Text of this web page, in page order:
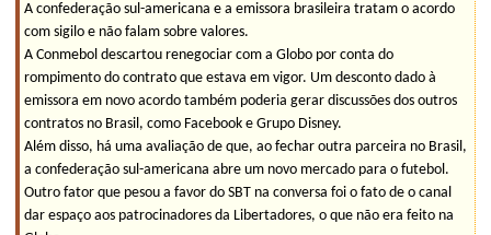
A confederação sul-americana e a emissora brasileira tratam o acordo
com sigilo e não falam sobre valores.
A Conmebol descartou renegociar com a Globo por conta do
rompimento do contrato que estava em vigor. Um desconto dado à
emissora em novo acordo também poderia gerar discussões dos outros
contratos no Brasil, como Facebook e Grupo Disney.
Além disso, há uma avaliação de que, ao fechar outra parceira no Brasil,
a confederação sul-americana abre um novo mercado para o futebol.
Outro fator que pesou a favor do SBT na conversa foi o fato de o canal
dar espaço aos patrocinadores da Libertadores, o que não era feito na